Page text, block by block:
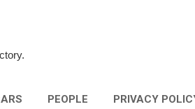
PEOPLE PRIVACY